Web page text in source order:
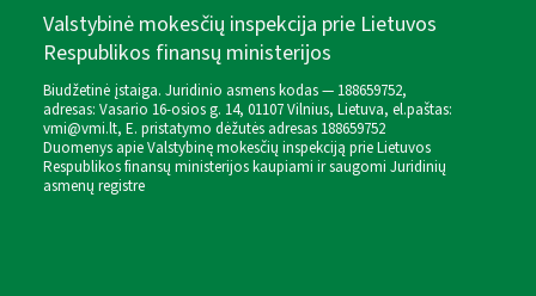
Valstybinė mokesčių inspekcija prie Lietuvos
Respublikos finansų ministerijos
Biudžetinė įstaiga. Juridinio asmens kodas — 188659752,
adresas: Vasario 16-osios g. 14, 01107 Vilnius, Lietuva, el.paštas:
vmi@vmi.lt, E. pristatymo dėžutės adresas 188659752
Duomenys apie Valstybinę mokesčių inspekciją prie Lietuvos
Respublikos finansų ministerijos kaupiami ir saugomi Juridinių
asmenų registre